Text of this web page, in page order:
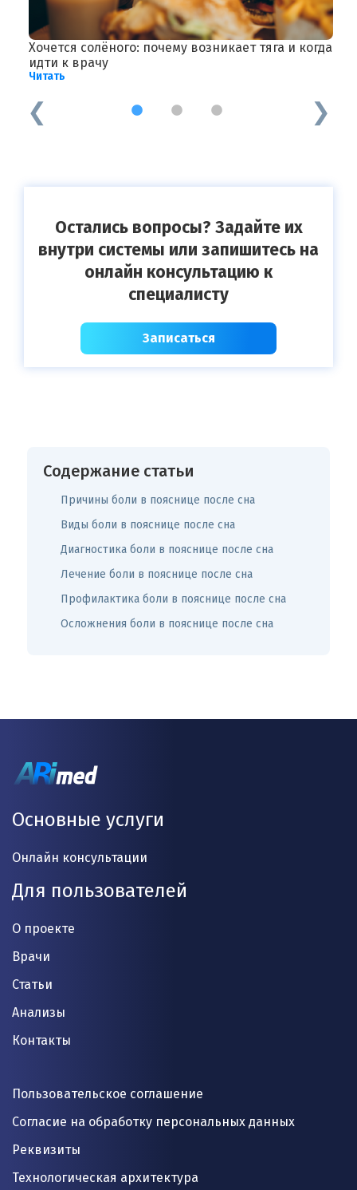
Хочется солёного: почему возникает тяга и когда
идти к врачу
Читать
1 2 3
Остались вопросы? Задайте их
внутри системы или запишитесь на
онлайн консультацию к
специалисту
Записаться
Содержание статьи
Причины боли в пояснице после сна
Виды боли в пояснице после сна
Диагностика боли в пояснице после сна
Лечение боли в пояснице после сна
Профилактика боли в пояснице после сна
Осложнения боли в пояснице после сна
Основные услуги
Онлайн консультации
Для пользователей
О проекте
Врачи
Статьи
Анализы
Контакты
Пользовательское соглашение
Согласие на обработку персональных данных
Реквизиты
Технологическая архитектура